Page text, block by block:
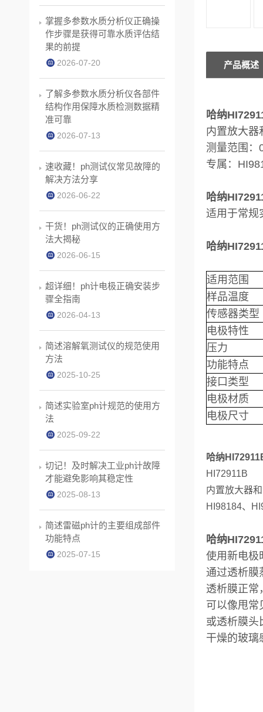
产品概述
哈纳
内置放大器
测量范围：
专属：
哈纳
适用于常规
哈纳
适用范围
样品温度
传感器类型
电极特性
压力
功能特点
接口类型
电极材质
电极尺寸
哈纳
HI72911B
内置放大器
HI98184、
哈纳
使用新电极
通过透析膜
透析膜正常
可以像甩常
或透析膜头
干燥的玻璃
掌握多参数水质分析仪正确操
作步骤是获得可靠水质评估结
果的前提
2026-07-20
了解多参数水质分析仪各部件
结构作用保障水质检测数据精
准可靠
2026-07-13
速收藏！ph测试仪常见故障的
解决方法分享
2026-06-22
干货！ph测试仪的正确使用方
法大揭秘
2026-06-15
超详细！ph计电极正确安装步
骤全指南
2026-04-13
简述溶解氧测试仪的规范使用
方法
2025-10-25
简述实验室ph计规范的使用方
法
2025-09-22
切记！及时解决工业ph计故障
才能避免影响其稳定性
2025-08-13
简述雷磁ph计的主要组成部件
功能特点
2025-07-15